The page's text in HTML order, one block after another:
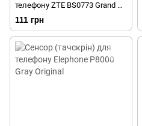
телефону ZTE BS0773 Grand X
Black Original TW
111 грн